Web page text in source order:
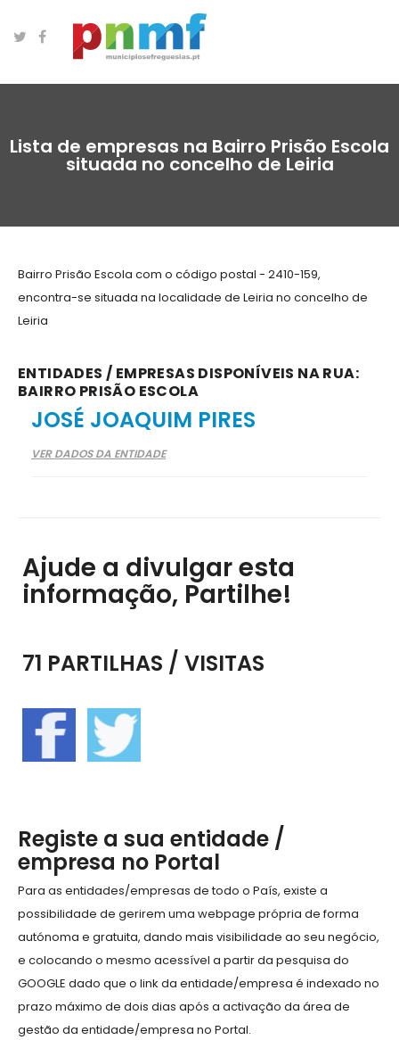
Lista de empresas na Bairro Prisão Escola
situada no concelho de Leiria
Bairro Prisão Escola com o código postal - 2410-159,
encontra-se situada na localidade de Leiria no concelho de
Leiria
ENTIDADES / EMPRESAS DISPONÍVEIS NA RUA:
BAIRRO PRISÃO ESCOLA
JOSÉ JOAQUIM PIRES
VER DADOS DA ENTIDADE
Ajude a divulgar esta
informação, Partilhe!
71 PARTILHAS / VISITAS
Registe a sua entidade /
empresa no Portal
Para as entidades/empresas de todo o País, existe a
possibilidade de gerirem uma webpage própria de forma
autónoma e gratuita, dando mais visibilidade ao seu negócio,
e colocando o mesmo acessível a partir da pesquisa do
GOOGLE dado que o link da entidade/empresa é indexado no
prazo máximo de dois dias após a activação da área de
gestão da entidade/empresa no Portal.